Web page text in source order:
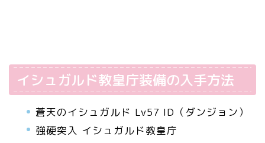
イシュガルド教皇庁装備の入手方法
蒼天のイシュガルド Lv57 ID（ダンジョン）
強硬突入 イシュガルド教皇庁